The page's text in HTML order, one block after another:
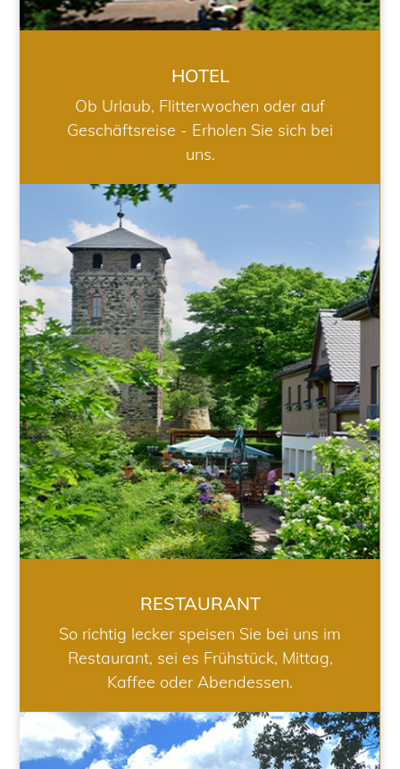
HOTEL
Ob Urlaub, Flitterwochen oder auf
Geschäftsreise - Erholen Sie sich bei
uns.
RESTAURANT
RESTAURANT
So richtig lecker speisen Sie bei uns im
Restaurant, sei es Frühstück, Mittag,
Kaffee oder Abendessen.